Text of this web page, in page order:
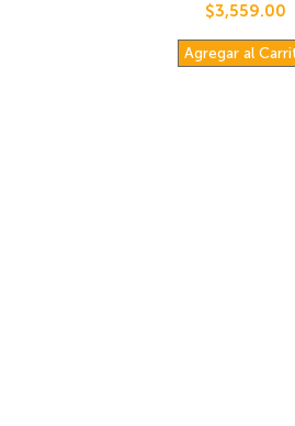
$3,559.00
Agregar al